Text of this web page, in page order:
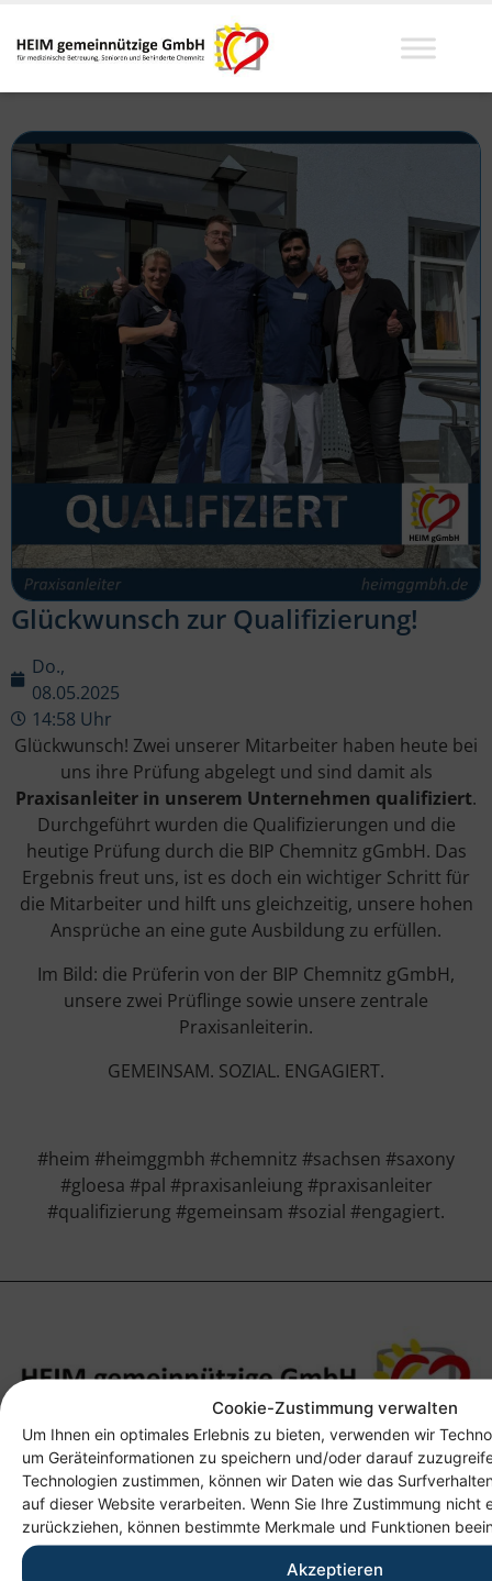
Cookie-Zustimmung verwalten
Um Ihnen ein optimales Erlebnis zu bieten, verwenden wir
um Geräteinformationen zu speichern und/oder darauf
Technologien zustimmen, können wir Daten wie das
auf dieser Website verarbeiten. Wenn Sie Ihre Zustimmung nicht
zurückziehen, können bestimmte Merkmale und Funktionen
Akzeptieren
Glückwunsch zur Qualifizierung!
Do.,
08.05.2025
14:58 Uhr
Glückwunsch! Zwei unserer Mitarbeiter haben heute bei
uns ihre Prüfung abgelegt und sind damit als
Praxisanleiter in unserem Unternehmen qualifiziert.
Durchgeführt wurden die Qualifizierungen und die
heutige Prüfung durch die BIP Chemnitz gGmbH. Das
Ergebnis freut uns, ist es doch ein wichtiger Schritt für
die Mitarbeiter und hilft uns gleichzeitig, unsere hohen
Ansprüche an eine gute Ausbildung zu erfüllen.
Im Bild: die Prüferin von der BIP Chemnitz gGmbH,
unsere zwei Prüflinge sowie unsere zentrale
Praxisanleiterin.
GEMEINSAM. SOZIAL. ENGAGIERT.
#heim #heimggmbh #chemnitz #sachsen #saxony
#gloesa #pal #praxisanleiung #praxisanleiter
#qualifizierung #gemeinsam #sozial #engagiert.
Anschrift
Heim gemeinnützige GmbH
Lichtenauer Weg 1
09114 Chemnitz